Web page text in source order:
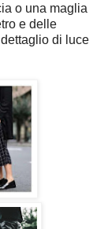
o una maglia
e delle
di luce